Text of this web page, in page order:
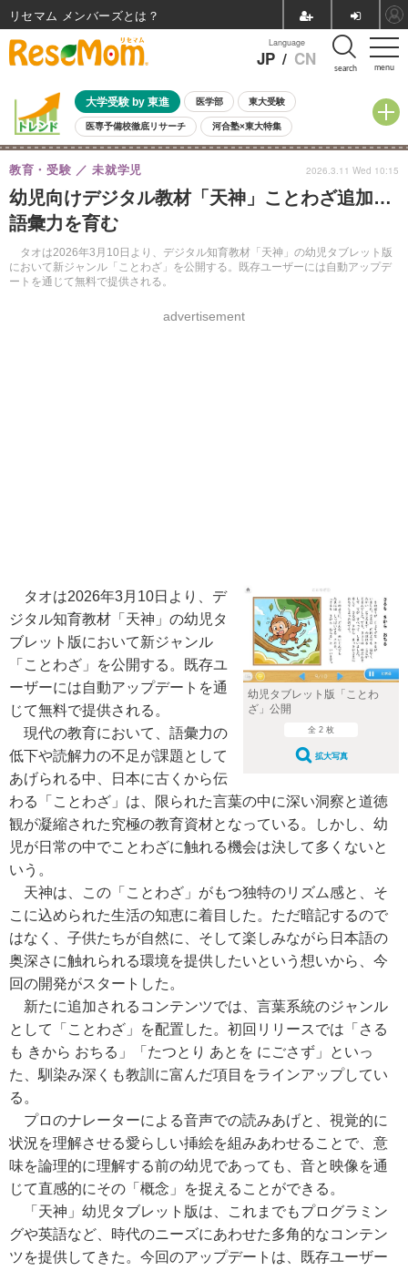
menu
Language
JP / CN search
大学受験 by 東進 医学部 東大受験
医専予備校徹底リサーチ 河合塾×東大特集
親子で考える大学選び 高校受験 中学受験 小学校受験
共通テスト 夏休み
8月開催イベント・WS 全国公立高校 過去問 人気記事
自由研究教材（小学生向け）
幼児向けデジタル教材「天神」ことわざ追加…
語彙力を育む
タオは2026年3月10日より、デジタル知育教材「天神」の幼児タブレット版
において新ジャンル「ことわざ」を公開する。既存ユーザーには自動アップデ
ートを通じて無料で提供される。
教育・受験 未就学児
advertisement
2026.3.11 Wed 10:15
幼児タブレット版「ことわ
ざ」公開
全 2 枚
拡大写真
タオは2026年3月10日より、デ
ジタル知育教材「天神」の幼児タ
ブレット版において新ジャンル
「ことわざ」を公開する。既存ユ
ーザーには自動アップデートを通
じて無料で提供される。
現代の教育において、語彙力の
低下や読解力の不足が課題として
あげられる中、日本に古くから伝
わる「ことわざ」は、限られた言葉の中に深い洞察と道徳
観が凝縮された究極の教育資材となっている。しかし、幼
児が日常の中でことわざに触れる機会は決して多くないと
いう。
天神は、この「ことわざ」がもつ独特のリズム感と、そ
こに込められた生活の知恵に着目した。ただ暗記するので
はなく、子供たちが自然に、そして楽しみながら日本語の
奥深さに触れられる環境を提供したいという想いから、今
回の開発がスタートした。
新たに追加されるコンテンツでは、言葉系統のジャンル
として「ことわざ」を配置した。初回リリースでは「さる
も きから おちる」「たつとり あとを にごさず」といっ
た、馴染み深くも教訓に富んだ項目をラインアップしてい
る。
プロのナレーターによる音声での読みあげと、視覚的に
状況を理解させる愛らしい挿絵を組みあわせることで、意
味を論理的に理解する前の幼児であっても、音と映像を通
じて直感的にその「概念」を捉えることができる。
「天神」幼児タブレット版は、これまでもプログラミン
グや英語など、時代のニーズにあわせた多角的なコンテン
ツを提供してきた。今回のアップデートは、既存ユーザー
リセマム メンバーズ